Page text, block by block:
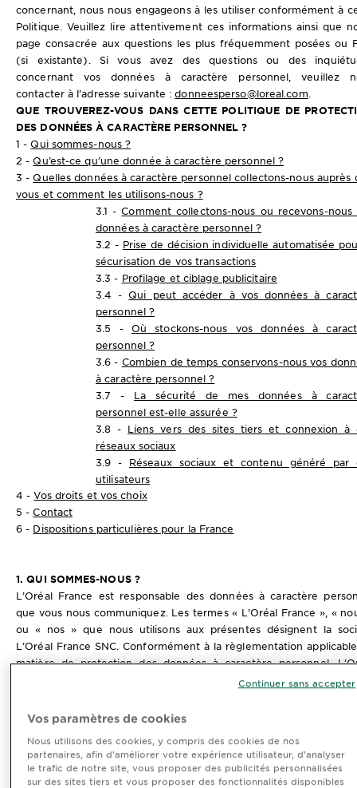
concernant, nous nous engageons à les utiliser conformément à
Politique. Veuillez lire attentivement ces informations ainsi que
page consacrée aux questions les plus fréquemment posées ou
(si existante). Si vous avez des questions ou des
concernant vos données à caractère personnel, veuillez
contacter à l’adresse suivante :donneesperso@loreal.com
QUE TROUVEREZ-VOUS DANS CETTE POLITIQUE DE
DES DONNÉES À CARACTÈRE PERSONNEL ?
1 -Qui sommes-nous ?
2 -Qu’est-ce qu’une donnée à caractère personnel ?
3 -Quelles données à caractère personnel collectons-nous auprès
vous et comment les utilisons-nous ?
3.1 -Comment collectons-nous ou recevons-nous
données à caractère personnel ?
3.2 - Prise de décision individuelle automatisée
sécurisation de vos transactions
3.3 - Profilage et ciblage publicitaire
3.4 -Qui peut accéder à vos données à
personnel ?
3.5 - Où stockons-nous vos données à
personnel ?
3.6 - Combien de temps conservons-nous vos
à caractère personnel ?
3.7 - La sécurité de mes données à
personnel est-elle assurée ?
3.8 - Liens vers des sites tiers et connexion à
réseaux sociaux
3.9 - Réseaux sociaux et contenu généré par
utilisateurs
4 -Vos droits et vos choix
5 -Contact
6 - Dispositions particulières pour la France
1. QUI SOMMES-NOUS ?
L’Oréal France est responsable des données à caractère
que vous nous communiquez. Les termes « L’Oréal France », «
ou « nos » que nous utilisons aux présentes désignent la
L’Oréal France SNC. Conformément à la règlementation
matière de protection des données à caractère personnel,
rue d’Alsace 92300 Levallois-Perret, est inscrite au
2. QU’EST-CE QU’UNE DONNÉE À CARACTÈRE PERSONNEL ?
Vos paramètres de cookies
Nous utilisons des cookies, y compris des cookies de nos
partenaires, afin d’améliorer votre expérience utilisateur, d’analyser
le trafic de notre site, vous proposer des publicités personnalisées
sur des sites tiers et vous proposer des fonctionnalités disponibles
Continuer sans accepter